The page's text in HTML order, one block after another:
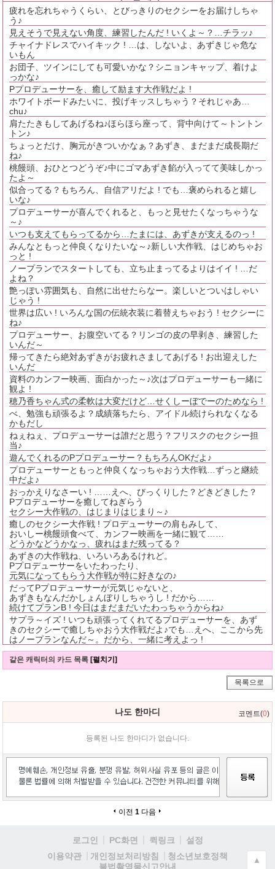
疲れを忘れちゃうくらい、とびっきりのセクシーをお届けしちゃ
う♪
見えそうで見えない角度、練習したんだ ! いくよ～？…チラッ♪
チャイナドレスでハイキック ! …は、しないよ、あずきじゃ危な
いもん
お団子、ツインにしても可愛いかな？シニョンキャップ、着けよ
っかな♪
Pプロデューサーを、癒して励ます大作戦だよ !
ホワイトボードみたいに、投げキッスしちゃう？それじゃあ…
chu♪
肩たたきもしてあげるね♪ほらほら座って、背中向けて～トントン
トン♪
ちょっとだけ、胸元がきついかなぁ？あずき、まだまだ成長期だ
ね♪
桃饅頭、おひとつどうぞ♪中にゴマあずき餡が入ってて美味しかっ
たよ～
似合ってる？もちろん、自信アリだよ ! でも…褒められると嬉し
いな♪
プロデューサーが喜んでくれると、もっと見せたくなっちゃうな
～♪
いつも支えてもらってるから…たまには、あずきが支えるのっ !
みんなともっと仲良くなりたいな～♪新しい大作戦、はじめちゃお
っと !
ノープランでスタートしても、立ち止まってるよりはイイ ! …だ
よね？
艶っぽい雰囲気も、自然に出せたらなー。楽しいとついはしゃい
じゃう !
世界は広い ! いろんな国の伝統衣装に着替えちゃおう ! セクシーに
ね♪
プロデューサー、お腹空いてる？リンゴの皮の早剥き、練習した
いんだ～
帰ってきたら絶対あずきがお疲れさましてあげる ! お出迎えした
いんだ
資料のカンフー映画、面白かった～♪次はプロデューサーも一緒に
観よ !
穂乃香ちゃん式の柔軟は大変だけど…せくしーぼでーのためなら !
べ、勉強も頑張るよ？成績落ちたら、アイドル続けられなくなる
かもだし
ねぇねぇ、プロデューサーは誰だと思う？フリスクのセクシー担
当♪
遊んでくれるのPプロデューサー？もちろんOKだよ♪
プロデューサーともっと仲良くなっちゃおう大作戦…ずっと継続
中だよ♪
おっかえりなさーい ! ……えへ、びっくりした？どきどきした？
Pプロデューサーを癒してねぎらう
セクシー大作戦の、はじまりはじまり～♪
癒しのセクシー大作戦 ! プロデューサーの肩もみして、
おいしー桃饅頭食べて、カンフー映画を一緒に観て……
どうかなどうかなっ、疲れはまだ残ってる？
あずきの大作戦ね、いろいろあるけれど。
Pプロデューサーをいたわったり、
元気になってもらう大作戦が特に好きなの♪
だってPプロデューサーが元気じゃないと、
あずきもなんだかしょんぼりしちゃうし ! だから……
続けてプランB ! 今日はまだまだいたわっちゃうからね♪
サプラ～イズ ! いつも頑張ってくれてるプロデューサーを、あず
きのセクシーで癒しちゃおう大作戦だよ♪でも…えへ、ここから先
はノープランなんだ～。だから、一緒に考えよっ !
같은 캐릭터의 카드 목록[펼치기]
목록으로
나도 한마디 코멘트(0)
등록된 나도 한마디가 없습니다.
이전 1 다음
로그인 PC화면 퀵링크
설정
이용약관
개인정보처리방침
청소년보호정책
불법촬영물신고안내
▲